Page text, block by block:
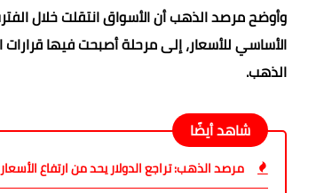
وأوضح مرصد الذهب أن الأسواق انتقلت خلال
الأساسي للأسعار، إلى مرحلة أصبحت فيها قرارات
الذهب.
شاهد أيضًا
مرصد الذهب: تراجع الدولار يحد من ارتفاع الأسعار